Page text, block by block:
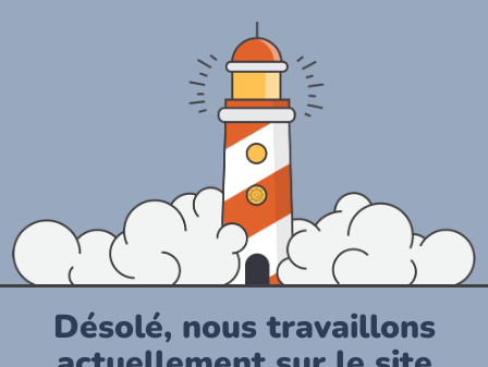
Désolé, nous travaillons